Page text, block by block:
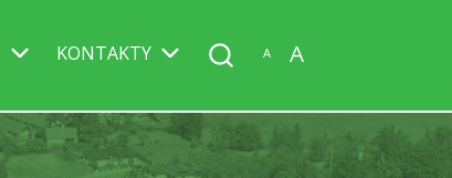
KONTAKTY A A